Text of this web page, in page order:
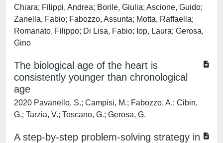
Chiara; Filippi, Andrea; Borile, Giulia; Ascione, Guido;
Zanella, Fabio; Fabozzo, Assunta; Motta, Raffaella;
Romanato, Filippo; Di Lisa, Fabio; Iop, Laura; Gerosa,
Gino
The biological age of the heart is
consistently younger than chronological
age
2020 Pavanello, S.; Campisi, M.; Fabozzo, A.; Cibin,
G.; Tarzia, V.; Toscano, G.; Gerosa, G.
A step-by-step problem-solving strategy in